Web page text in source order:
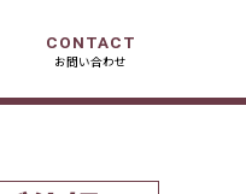
CONTACT
お問い合わせ